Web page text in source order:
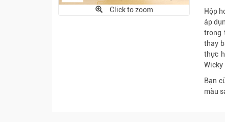
Click to zoom
Hộp
áp
trong
thay
thực
Wicky
Bạn
màu